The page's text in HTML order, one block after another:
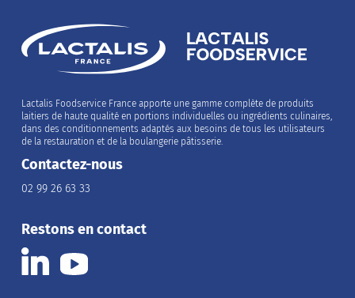
Lactalis Foodservice France apporte une gamme complète de produits
laitiers de haute qualité en portions individuelles ou ingrédients culinaires,
dans des conditionnements adaptés aux besoins de tous les utilisateurs
de la restauration et de la boulangerie pâtisserie.
Contactez-nous
02 99 26 63 33
Restons en contact